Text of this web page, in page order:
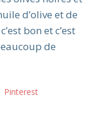
d’olive et de
bon et c’est
de
Pinterest